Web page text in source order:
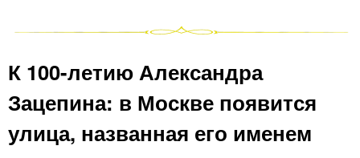
К 100-летию Александра
Зацепина: в Москве появится
улица, названная его именем